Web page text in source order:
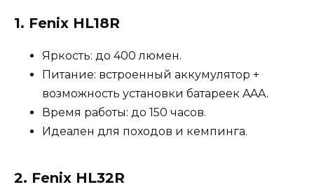
1. Fenix HL18R
Яркость: до 400 люмен.
Питание: встроенный аккумулятор +
возможность установки батареек AAA.
Время работы: до 150 часов.
Идеален для походов и кемпинга.
2. Fenix HL32R